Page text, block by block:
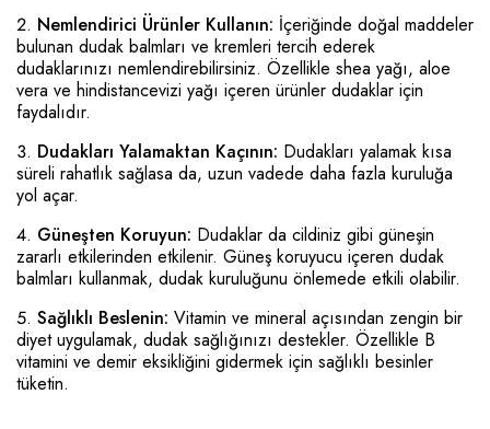
Nemlendirici Ürünler Kullanın: İçeriğinde doğal maddeler
bulunan dudak balmları ve kremleri tercih ederek
dudaklarınızı nemlendirebilirsiniz. Özellikle shea yağı, aloe
vera ve hindistancevizi yağı içeren ürünler dudaklar için
faydalıdır.
Dudakları Yalamaktan Kaçının: Dudakları yalamak kısa
süreli rahatlık sağlasa da, uzun vadede daha fazla kuruluğa
yol açar.
Güneşten Koruyun: Dudaklar da cildiniz gibi güneşin
zararlı etkilerinden etkilenir. Güneş koruyucu içeren dudak
balmları kullanmak, dudak kuruluğunu önlemede etkili olabilir.
Sağlıklı Beslenin: Vitamin ve mineral açısından zengin bir
diyet uygulamak, dudak sağlığınızı destekler. Özellikle B
vitamini ve demir eksikliğini gidermek için sağlıklı besinler
tüketin.